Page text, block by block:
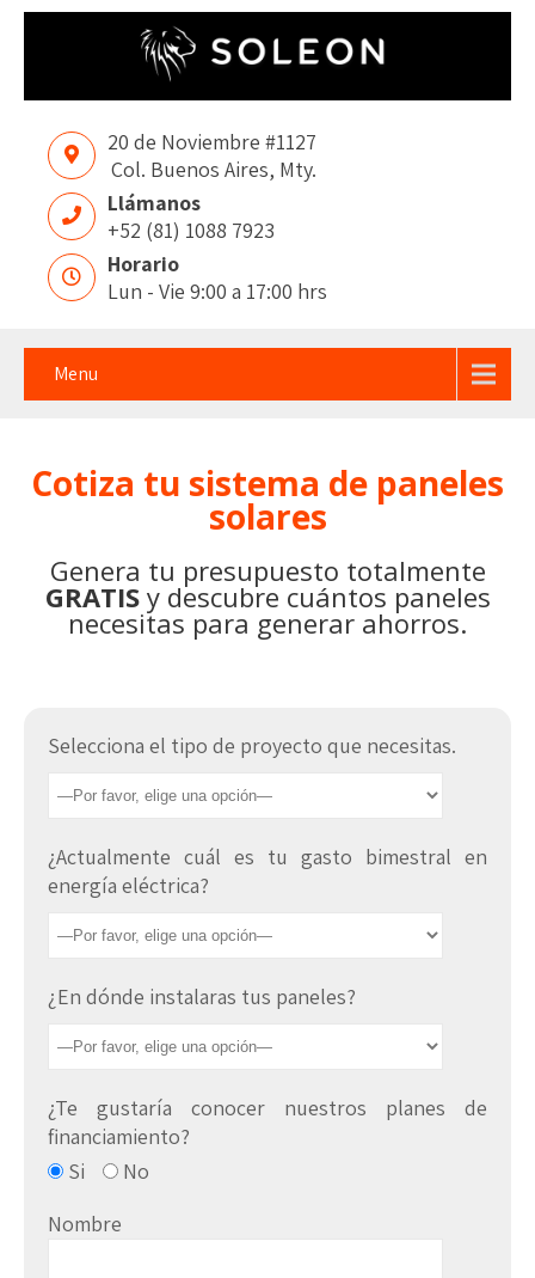
20 de Noviembre #1127
Col. Buenos Aires, Mty.
Llámanos
+52 (81) 1088 7923
Horario
Lun - Vie 9:00 a 17:00 hrs
Menu
Cotiza tu sistema de paneles
solares
Genera tu presupuesto totalmente
GRATISy descubre cuántos paneles
necesitas para generar ahorros.
Selecciona el tipo de proyecto que necesitas.
¿Actualmente cuál es tu gasto bimestral en
energía eléctrica?
¿En dónde instalaras tus paneles?
¿Te gustaría conocer nuestros planes de
financiamiento?
Si
No
Nombre